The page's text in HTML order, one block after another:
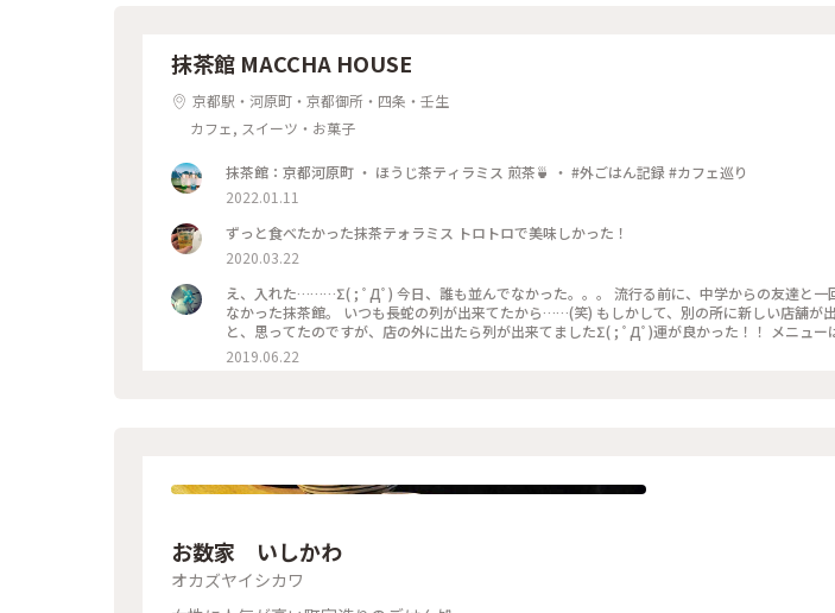
抹茶館 MACCHA HOUSE
京都駅・河原町・京都御所・四条・壬生
カフェ, スイーツ・お菓子
抹茶館：京都河原町 ・ ほうじ茶ティラミス 煎茶🍵 ・ #外ごはん記録 #カフェ巡り
2022.01.11
ずっと食べたかった抹茶テォラミス トロトロで美味しかった！
2020.03.22
え、入れた………Σ( ; ﾟДﾟ) 今日、誰も並んでなかった。。。 流行る前に、中学からの友達と一回来てから、行けて
なかった抹茶館。 いつも長蛇の列が出来てたから……(笑) もしかして、別の所に新しい店舗が出
と、思ってたのですが、店の外に出たら列が出来てましたΣ( ; ﾟДﾟ)運が良かった！！ メニューは、ほうじ茶ティラ
ミスのセット😋🍴💕 上の粉(？)が、ほうじ茶風味。きな粉にほうじ茶がブレンドされてるの
けだと、あんな粉っぽくないと思うけど🤔 まぁ！美味しかったからいっか(笑) #抹茶館 #抹茶 #ほうじ茶ティラミス
2019.06.22
お数家 いしかわ
オカズヤイシカワ